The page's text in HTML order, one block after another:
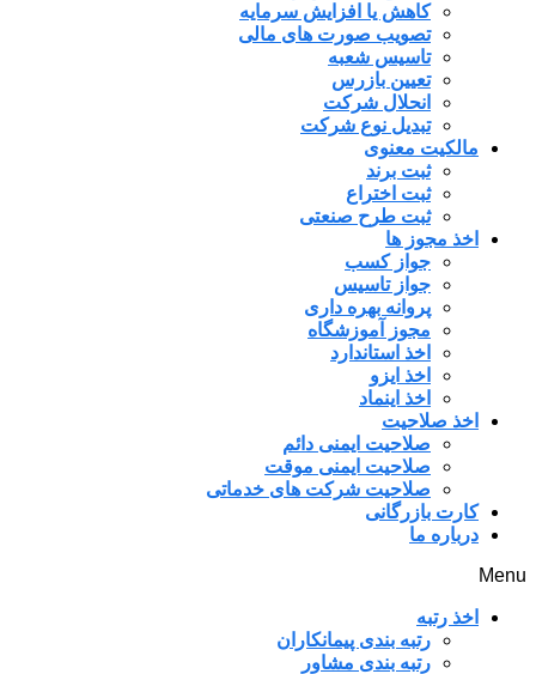
کاهش یا افزایش سرمایه
تصویب صورت های مالی
تاسیس شعبه
تعیین بازرس
انحلال شرکت
تبدیل نوع شرکت
مالکیت معنوی
ثبت برند
ثبت اختراع
ثبت طرح صنعتی
اخذ مجوز ها
جواز کسب
جواز تاسیس
پروانه بهره داری
مجوز آموزشگاه
اخذ استاندارد
اخذ ایزو
اخذ اینماد
اخذ صلاحیت
صلاحیت ایمنی دائم
صلاحیت ایمنی موقت
صلاحیت شرکت های خدماتی
کارت بازرگانی
درباره ما
Menu
اخذ رتبه
رتبه بندی پیمانکاران
رتبه بندی مشاور